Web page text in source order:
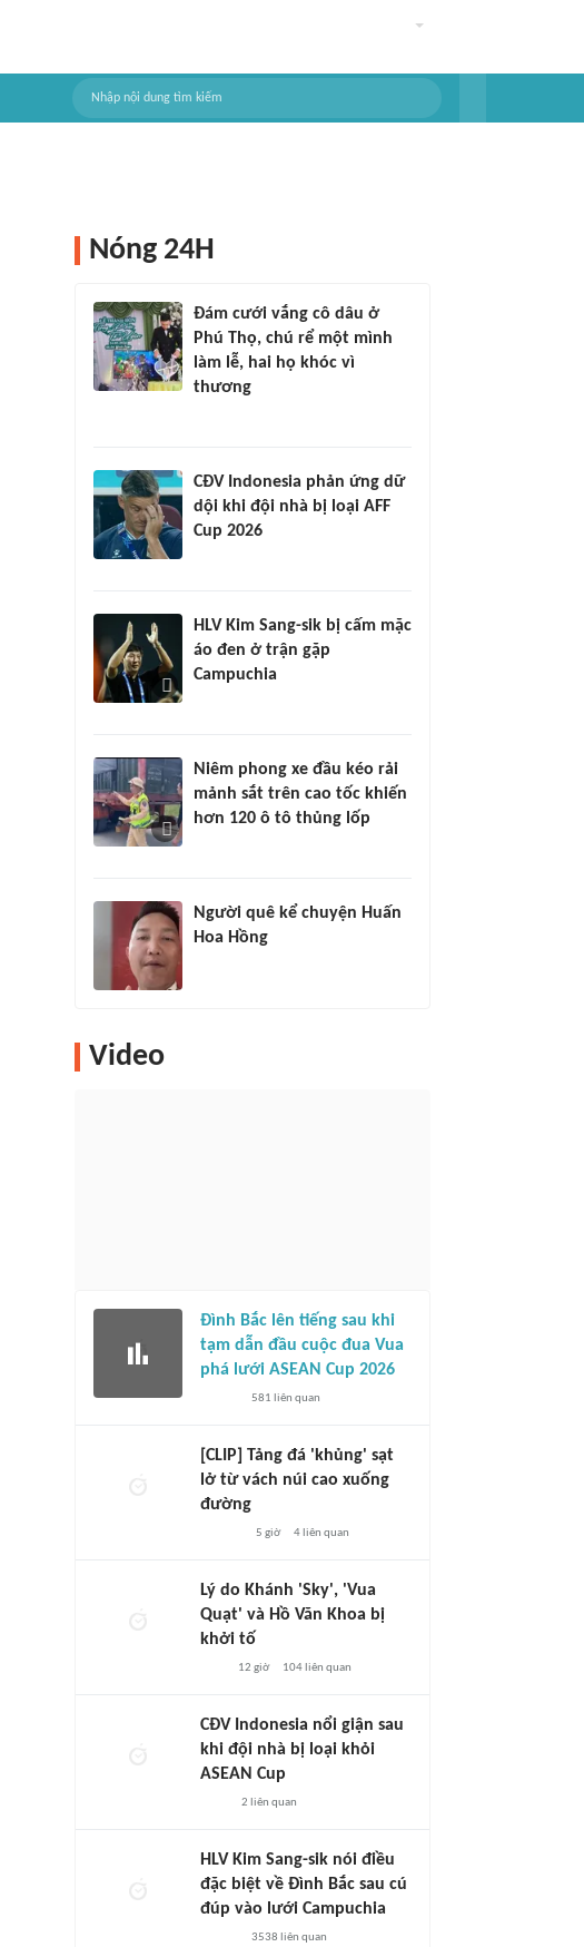
Nóng 24H
Đám cưới vắng cô dâu ở
Phú Thọ, chú rể một mình
làm lễ, hai họ khóc vì
thương
CĐV Indonesia phản ứng dữ
dội khi đội nhà bị loại AFF
Cup 2026
HLV Kim Sang-sik bị cấm mặc
áo đen ở trận gặp
Campuchia
Niêm phong xe đầu kéo rải
mảnh sắt trên cao tốc khiến
hơn 120 ô tô thủng lốp
Người quê kể chuyện Huấn
Hoa Hồng
Video
Đình Bắc lên tiếng sau khi
tạm dẫn đầu cuộc đua Vua
phá lưới ASEAN Cup 2026
581 liên quan
[CLIP] Tảng đá 'khủng' sạt
lở từ vách núi cao xuống
đường
5 giờ 4liên quan
Lý do Khánh 'Sky', 'Vua
Quạt' và Hồ Văn Khoa bị
khởi tố
12 giờ 104liên quan
CĐV Indonesia nổi giận sau
khi đội nhà bị loại khỏi
ASEAN Cup
2 liên quan
HLV Kim Sang-sik nói điều
đặc biệt về Đình Bắc sau cú
đúp vào lưới Campuchia
3538 liên quan